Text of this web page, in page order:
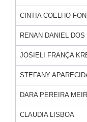
CINTIA COELHO
RENAN DANIEL
JOSIELI FRANÇA
STEFANY
DARA PEREIRA
CLAUDIA LISBOA